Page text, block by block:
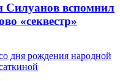
Силуанов вспомнил
«секвестр»